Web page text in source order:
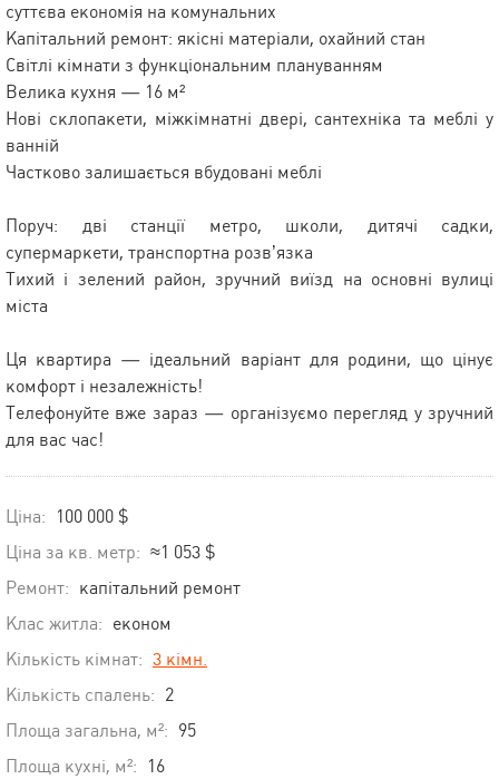
суттєва економія на комунальних
Капітальний ремонт: якісні матеріали, охайний стан
Світлі кімнати з функціональним плануванням
Велика кухня — 16 м²
Нові склопакети, міжкімнатні двері, сантехніка та меблі у
ванній
Частково залишається вбудовані меблі
Поруч: дві станції метро, школи, дитячі садки,
супермаркети, транспортна розв’язка
Тихий і зелений район, зручний виїзд на основні вулиці
міста
Ця квартира — ідеальний варіант для родини, що цінує
комфорт і незалежність!
Телефонуйте вже зараз — організуємо перегляд у зручний
для вас час!
Ціна:
100 000 $
Ціна за кв. метр: ≈1 053 $
Ремонт: капітальний ремонт
Клас житла: економ
Кількість кімнат: 3 кімн.
Кількість спалень: 2
Площа загальна, м²: 95
Площа кухні, м²:
16